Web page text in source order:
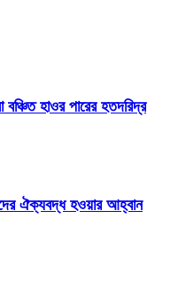
বঞ্চিত হাওর পারের হতদরিদ্র
ঐক্যবদ্ধ হওয়ার আহ্বান